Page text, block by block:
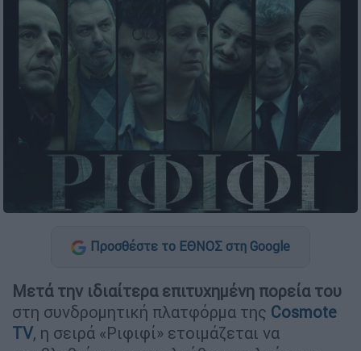
Προσθέστε το ΕΘΝΟΣ στη Google
Μετά την ιδιαίτερα επιτυχημένη πορεία του
στη συνδρομητική πλατφόρμα της Cosmote
TV, η σειρά «Ριφιφί» ετοιμάζεται να